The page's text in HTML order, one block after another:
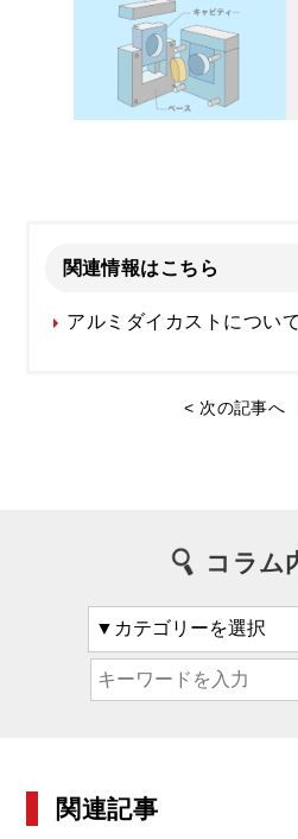
関連情報はこちら
アルミダイカストについ
< 次の記事へ
コラム
関連記事